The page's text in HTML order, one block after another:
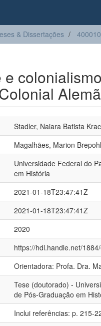
& Dissertações
Stadler, Naiara Batista
Magalhães, Marion
Universidade Federal do
em História
2021-01-18T23:47:41Z
2021-01-18T23:47:41Z
2020
https://hdl.handle.net/
Orientadora: Profa. Dra.
Tese (doutorado) -
de Pós-Graduação em
Inclui referências: p. 215-